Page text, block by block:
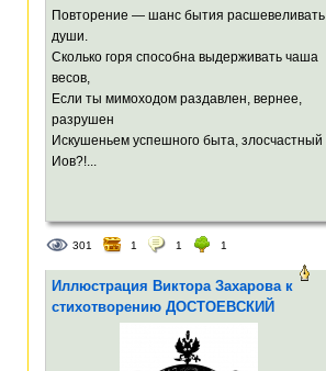
Повторение — шанс бытия расшевеливать
души.
Сколько горя способна выдерживать чаша
весов,
Если ты мимоходом раздавлен, вернее,
разрушен
Искушеньем успешного быта, злосчастный
Иов?!...
301 1 1 1
Иллюстрация Виктора Захарова к
стихотворению ДОСТОЕВСКИЙ